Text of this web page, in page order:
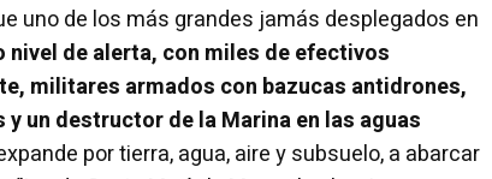
uno de los más grandes jamás desplegados en
nivel de alerta, con miles de efectivos
militares armados con bazucas antidrones,
un destructor de la Marina en las aguas
por tierra, agua, aire y subsuelo, a abarcar